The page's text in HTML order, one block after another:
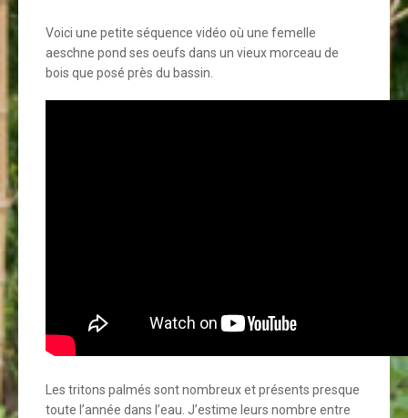
Voici une petite séquence vidéo où une femelle
aeschne pond ses oeufs dans un vieux morceau de
bois que posé près du bassin.
Les tritons palmés sont nombreux et présents presque
toute l’année dans l’eau. J’estime leurs nombre entre